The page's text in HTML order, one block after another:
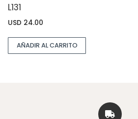
L131
USD 24.00
AÑADIR AL CARRITO